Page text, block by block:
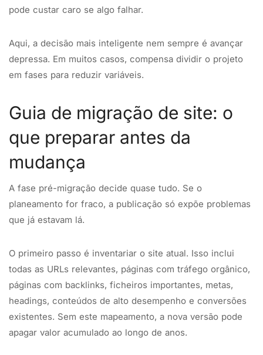
pode custar caro se algo falhar.
Aqui, a decisão mais inteligente nem sempre é avançar
depressa. Em muitos casos, compensa dividir o projeto
em fases para reduzir variáveis.
Guia de migração de site: o
que preparar antes da
mudança
A fase pré-migração decide quase tudo. Se o
planeamento for fraco, a publicação só expõe problemas
que já estavam lá.
O primeiro passo é inventariar o site atual. Isso inclui
todas as URLs relevantes, páginas com tráfego orgânico,
páginas com backlinks, ficheiros importantes, metas,
headings, conteúdos de alto desempenho e conversões
existentes. Sem este mapeamento, a nova versão pode
apagar valor acumulado ao longo de anos.